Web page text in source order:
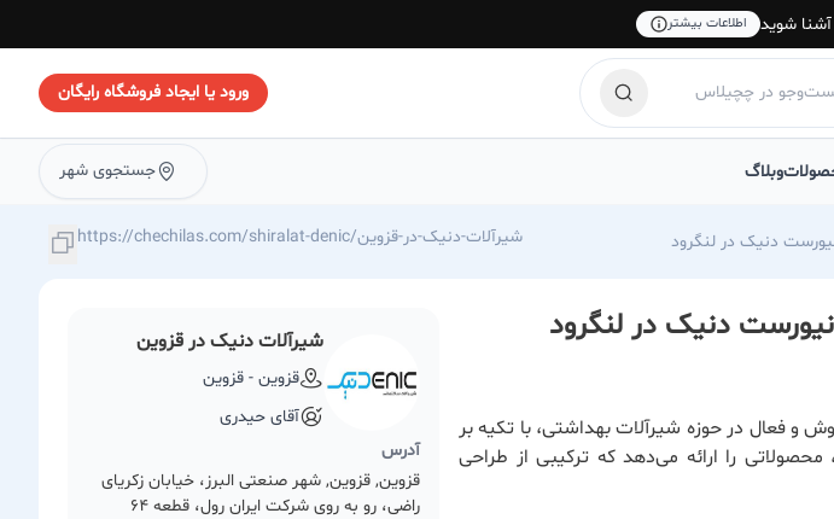
شوید اطلاعات بیشتر
ورود یا ایجاد فروشگاه رایگان
وبلاگ جستجوی شهر
دنیک در لنگرود https://chechilas.com/shiralat-denic/شیرآلات-دنیک-در-قزوین
دنیک در لنگرود
و فعال در حوزه شیرآلات بهداشتی، با تکیه بر
محصولاتی را ارائه می‌دهد که ترکیبی از طراحی
شیرآلات دنیک در قزوین
قزوین - قزوین
آقای حیدری
آدرس
قزوین, قزوین, شهر صنعتی البرز، خیابان زکریای
راضی، رو به روی شرکت ایران رول، قطعه 64